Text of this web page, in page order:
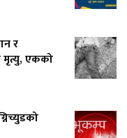
र
एकको